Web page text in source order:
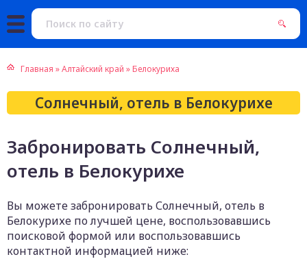
Главная »Алтайский край »Белокуриха
Солнечный, отель в Белокурихе
Забронировать Солнечный,
отель в Белокурихе
Вы можете забронировать Солнечный, отель в
Белокурихе по лучшей цене, воспользовавшись
поисковой формой или воспользовавшись
контактной информацией ниже: